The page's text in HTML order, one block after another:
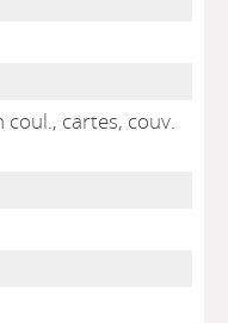
coul., cartes, couv.